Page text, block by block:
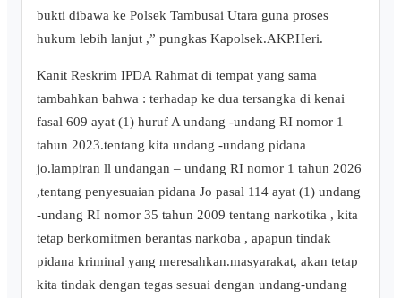
bukti dibawa ke Polsek Tambusai Utara guna proses
hukum lebih lanjut ,” pungkas Kapolsek.AKP.Heri.
Kanit Reskrim IPDA Rahmat di tempat yang sama
tambahkan bahwa : terhadap ke dua tersangka di kenai
fasal 609 ayat (1) huruf A undang -undang RI nomor 1
tahun 2023.tentang kita undang -undang pidana
jo.lampiran ll undangan – undang RI nomor 1 tahun 2026
,tentang penyesuaian pidana Jo pasal 114 ayat (1) undang
-undang RI nomor 35 tahun 2009 tentang narkotika , kita
tetap berkomitmen berantas narkoba , apapun tindak
pidana kriminal yang meresahkan.masyarakat, akan tetap
kita tindak dengan tegas sesuai dengan undang-undang